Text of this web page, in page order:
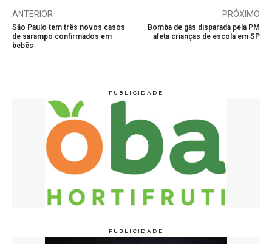
ANTERIOR
São Paulo tem três novos casos
de sarampo confirmados em
bebês
PRÓXIMO
Bomba de gás disparada pela PM
afeta crianças de escola em SP